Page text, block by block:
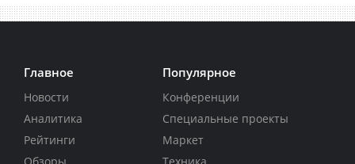
Главное
Новости
Аналитика
Рейтинги
Обзоры
Популярное
Конференции
Специальные проекты
Маркет
Техника